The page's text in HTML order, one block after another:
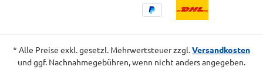
* Alle Preise exkl. gesetzl. Mehrwertsteuer zzgl.Versandkosten
und ggf. Nachnahmegebühren, wenn nicht anders angegeben.